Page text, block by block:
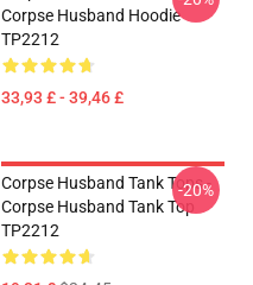
Corpse Husband Hoodie
TP2212
33,93 £ - 39,46 £
Corpse Husband Tank Tops -
Corpse Husband Tank Top
TP2212
-20%